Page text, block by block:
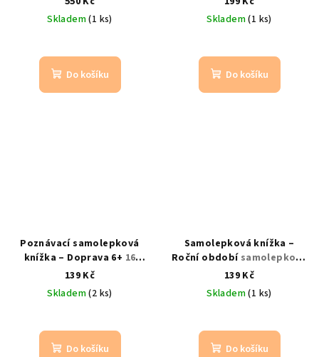
bublina kolem člověka
Skladem(1 ks)
Do košíku
samolepky, 4 pozadí
Skladem(1 ks)
Do košíku
Poznávací samolepková
knížka – Doprava 6+ 16
stran + 100+ samolepek
139 Kč
Skladem(2 ks)
Do košíku
Samolepková knížka –
Roční období samolepková
knížka plná ročních období
16 stran
139 Kč
Skladem(1 ks)
Do košíku